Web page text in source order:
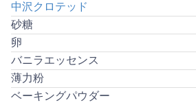
中沢クロテッド
砂糖
卵
バニラエッセンス
薄力粉
ベーキングパウダー